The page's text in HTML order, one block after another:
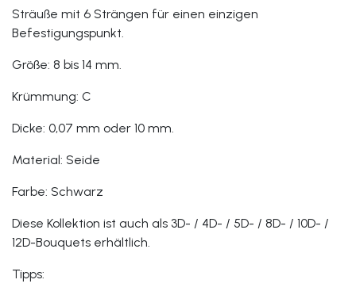
Sträuße mit 6 Strängen für einen einzigen
Befestigungspunkt.
Größe: 8 bis 14 mm.
Krümmung: C
Dicke: 0,07 mm oder 10 mm.
Material: Seide
Farbe: Schwarz
Diese Kollektion ist auch als 3D- / 4D- / 5D- / 8D- / 10D- /
12D-Bouquets erhältlich.
Tipps: